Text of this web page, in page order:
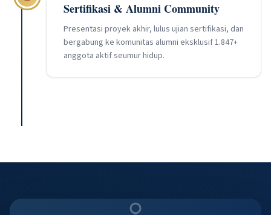
Sertifikasi & Alumni Community
Presentasi proyek akhir, lulus ujian sertifikasi, dan
bergabung ke komunitas alumni eksklusif 1.847+
anggota aktif seumur hidup.